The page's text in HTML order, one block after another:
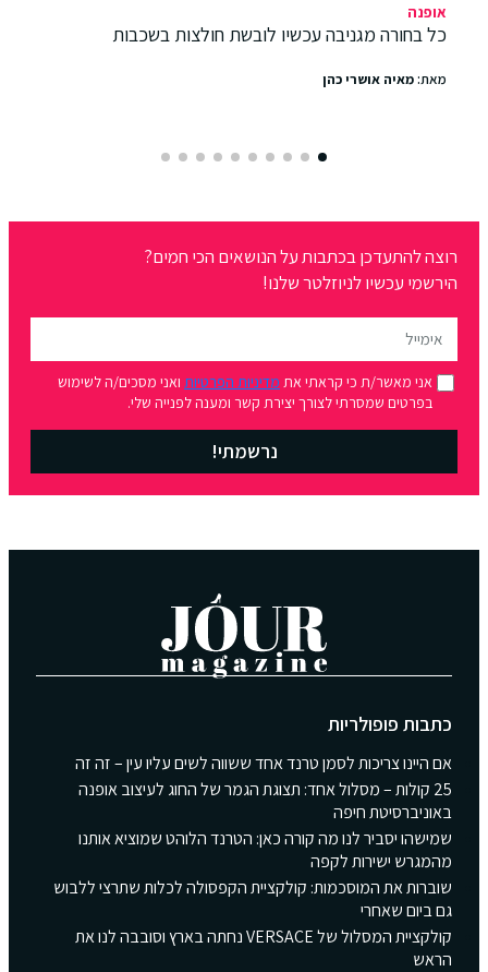
אופנה
כל בחורה מגניבה עכשיו לובשת חולצות בשכבות
מאת:מאיה אושרי כהן
רוצה להתעדכן בכתבות על הנושאים הכי חמים?
הירשמי עכשיו לניוזלטר שלנו!
אני מאשר/ת כי קראתי את מדיניות הפרטיותואני מסכים/ה לשימוש
בפרטים שמסרתי לצורך יצירת קשר ומענה לפנייה שלי.
נרשמתי!
כתבות פופולריות
אם היינו צריכות לסמן טרנד אחד ששווה לשים עליו עין – זה זה
25 קולות – מסלול אחד: תצוגת הגמר של החוג לעיצוב אופנה
באוניברסיטת חיפה
שמישהו יסביר לנו מה קורה כאן: הטרנד הלוהט שמוציא אותנו
מהמגרש ישירות לקפה
שוברות את המוסכמות: קולקציית הקפסולה לכלות שתרצי ללבוש
גם ביום שאחרי
קולקציית המסלול של VERSACE נחתה בארץ וסובבה לנו את
הראש